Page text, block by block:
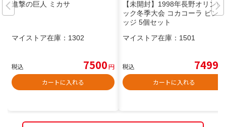
進撃の巨人 ミカサ
マイストア在庫： 1302
税込 7500円
カートに入れる
【未開封】1998年長野オリンピ
ック冬季大会 コカコーラ ピンバ
ッジ 5個セット
マイストア在庫： 1501
税込 7499
カートに入れる